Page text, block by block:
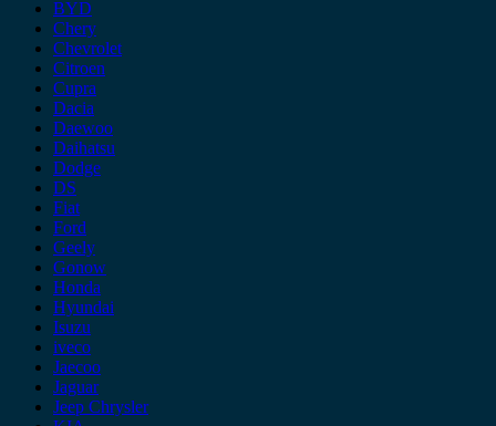
BYD
Chery
Chevrolet
Citroen
Cupra
Dacia
Daewoo
Daihatsu
Dodge
DS
Fiat
Ford
Geely
Gonow
Honda
Hyundai
Isuzu
iveco
Jaecoo
Jaguar
Jeep Chrysler